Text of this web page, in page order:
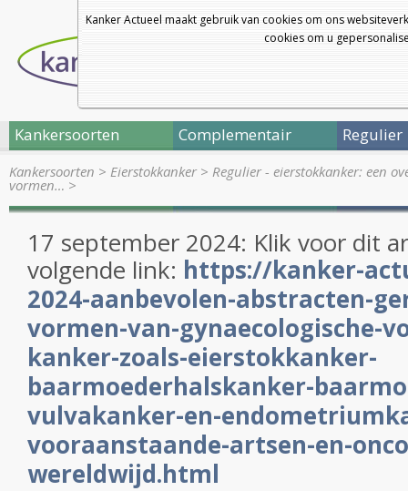
Kanker Actueel maakt gebruik van cookies om ons
cookies om u
Kankersoorten Complementair Regulier
Kankersoorten > Eierstokkanker> Regulier - eierstokkanker: een
vormen… >
17 september 2024: Klik voor dit
volgende link: https://kanker-
2024-aanbevolen-abstracten-
vormen-van-gynaecologische-
kanker-zoals-eierstokkanker-
baarmoederhalskanker-
vulvakanker-en-
vooraanstaande-artsen-en-
wereldwijd.html